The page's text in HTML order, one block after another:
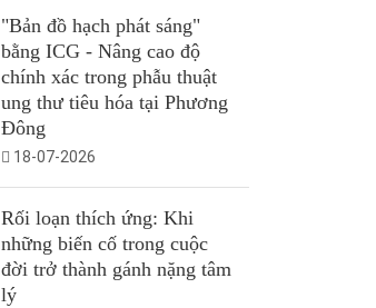
"Bản đồ hạch phát sáng"
bằng ICG - Nâng cao độ
chính xác trong phẫu thuật
ung thư tiêu hóa tại Phương
Đông
18-07-2026
Rối loạn thích ứng: Khi
những biến cố trong cuộc
đời trở thành gánh nặng tâm
lý